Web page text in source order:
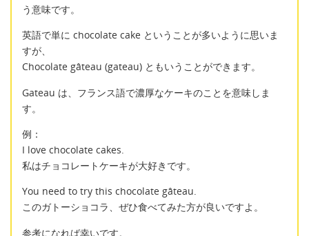
う意味です。
英語で単に chocolate cake ということが多いように思いま
すが、
Chocolate gâteau (gateau) ともいうことができます。
Gateau は、フランス語で濃厚なケーキのことを意味しま
す。
例：
I love chocolate cakes.
私はチョコレートケーキが大好きです。
You need to try this chocolate gâteau.
このガトーショコラ、ぜひ食べてみた方が良いですよ。
参考になれば幸いです。